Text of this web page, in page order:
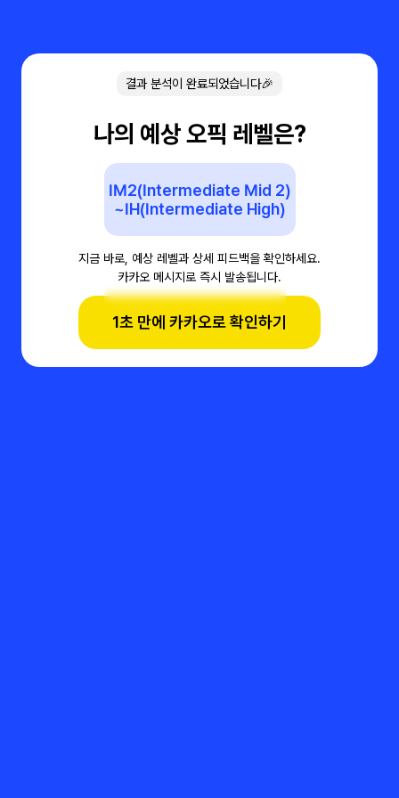
결과 분석이 완료되었습니다🎉
나의 예상 오픽 레벨은?
IM2(Intermediate Mid 2)
~IH(Intermediate High)
지금 바로, 예상 레벨과 상세 피드백을 확인하세요.
카카오 메시지로 즉시 발송됩니다.
1초 만에 카카오로 확인하기